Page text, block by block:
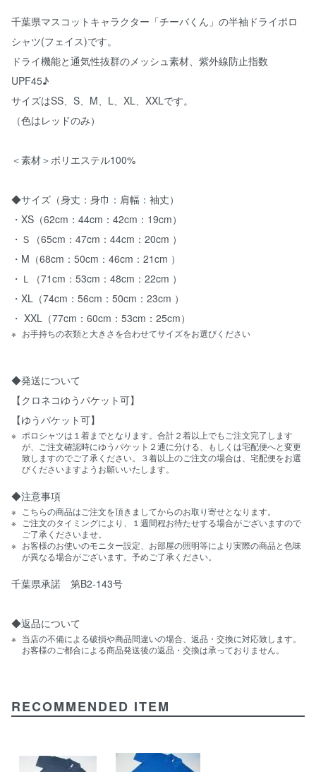
千葉県マスコットキャラクター「チーバくん」の半袖ドライポロ
シャツ(フェイス)です。
ドライ機能と通気性抜群のメッシュ素材、紫外線防止指数
UPF45♪
サイズはSS、S、M、L、XL、XXLです。
（色はレッドのみ）
＜素材＞ポリエステル100%
◆サイズ（身丈：身巾：肩幅：袖丈）
・XS（62cm：44cm：42cm：19cm）
・Ｓ（65cm：47cm：44cm：20cm ）
・M（68cm：50cm：46cm：21cm ）
・Ｌ（71cm：53cm：48cm：22cm ）
・XL（74cm：56cm：50cm：23cm ）
・ XXL（77cm：60cm：53cm：25cm）
お手持ちの衣類と大きさを合わせてサイズをお選びください
◆発送について
【クロネコゆうパケット可】
【ゆうパケット可】
ポロシャツは１着までとなります。合計２着以上でもご注文完了します
が、ご注文確認時にゆうパケット２通に分ける、もしくは宅配便へと変更
致しますのでご了承ください。３着以上のご注文の場合は、宅配便をお選
びくださいますようお願いいたします。
◆注意事項
こちらの商品はご注文を頂きましてからのお取り寄せとなります。
ご注文のタイミングにより、１週間程お待たせする場合がございますので
ご了承くださいませ。
お客様のお使いのモニター設定、お部屋の照明等により実際の商品と色味
が異なる場合がございます。予めご了承ください。
千葉県承諾 第B2-143号
◆返品について
当店の不備による破損や商品間違いの場合、返品・交換に対応致します。
お客様のご都合による商品発送後の返品・交換は承っておりません。
RECOMMENDED ITEM